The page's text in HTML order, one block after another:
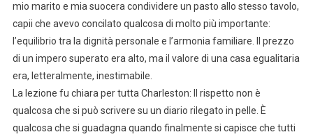
mio marito e mia suocera condividere un pasto allo stesso tavolo,
capii che avevo concilato qualcosa di molto più importante:
l’equilibrio tra la dignità personale e l’armonia familiare. Il prezzo
di un impero superato era alto, ma il valore di una casa egualitaria
era, letteralmente, inestimabile.
La lezione fu chiara per tutta Charleston: Il rispetto non è
qualcosa che si può scrivere su un diario rilegato in pelle. È
qualcosa che si guadagna quando finalmente si capisce che tutti